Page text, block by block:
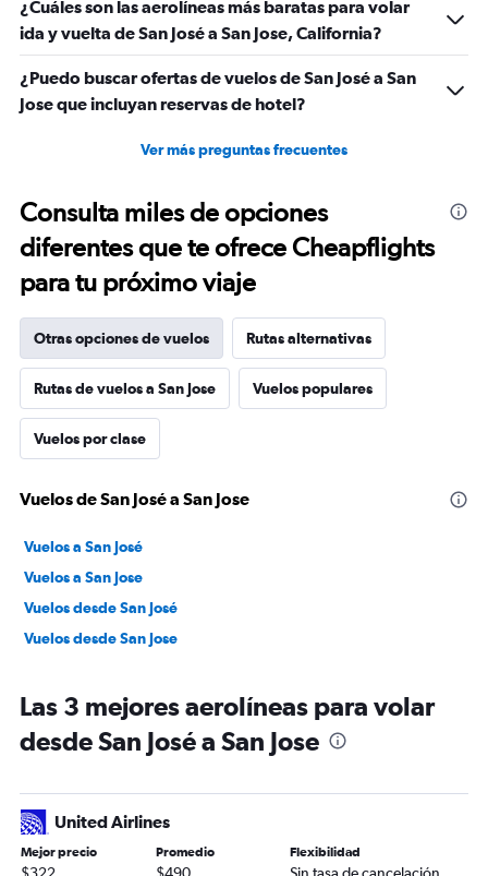
¿Cuáles son las aerolíneas más baratas para volar
ida y vuelta de San José a San Jose, California?
¿Puedo buscar ofertas de vuelos de San José a San
Jose que incluyan reservas de hotel?
Ver más preguntas frecuentes
Consulta miles de opciones
diferentes que te ofrece Cheapflights
para tu próximo viaje
Otras opciones de vuelos Rutas alternativas
Rutas de vuelos a San Jose Vuelos populares
Vuelos por clase
Vuelos de San José a San Jose
Vuelos a San José
Vuelos a San Jose
Vuelos desde San José
Vuelos desde San Jose
Las 3 mejores aerolíneas para volar
desde San José a San Jose
United Airlines
Mejor precio Promedio Flexibilidad